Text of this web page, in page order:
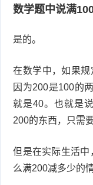
数学题中说满
是的。
在数学中，如果规
因为200是100的
就是40。也就是
200的东西，只需
但是在实际生活中
么满200减多少的